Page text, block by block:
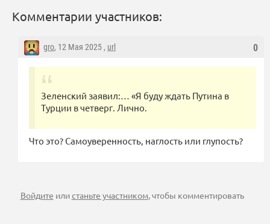
Комментарии участников:
0
gro, 12 Мая 2025 , url
Зеленский заявил:… «Я буду ждать Путина в
Турции в четверг. Лично.
Что это? Самоуверенность, наглость или глупость?
Войдите илистаньте участником, чтобы комментировать